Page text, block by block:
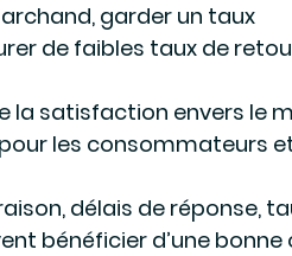
garder un taux
de faibles taux de
la satisfaction envers le
les consommateurs
délais de réponse,
bénéficier d’une bonne